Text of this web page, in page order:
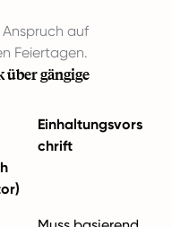
auf
Feiertagen.
gängige
Einhaltungsvors
chrift